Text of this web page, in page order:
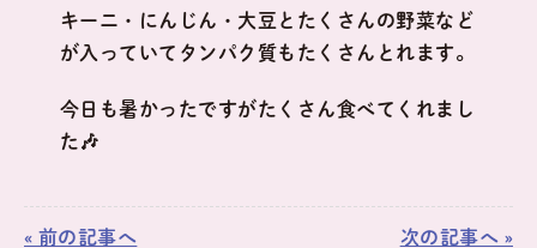
キーニ・にんじん・大豆とたくさんの野菜など
が入っていてタンパク質もたくさんとれます。
今日も暑かったですがたくさん食べてくれまし
た🎶
« 前の記事へ 次の記事へ »